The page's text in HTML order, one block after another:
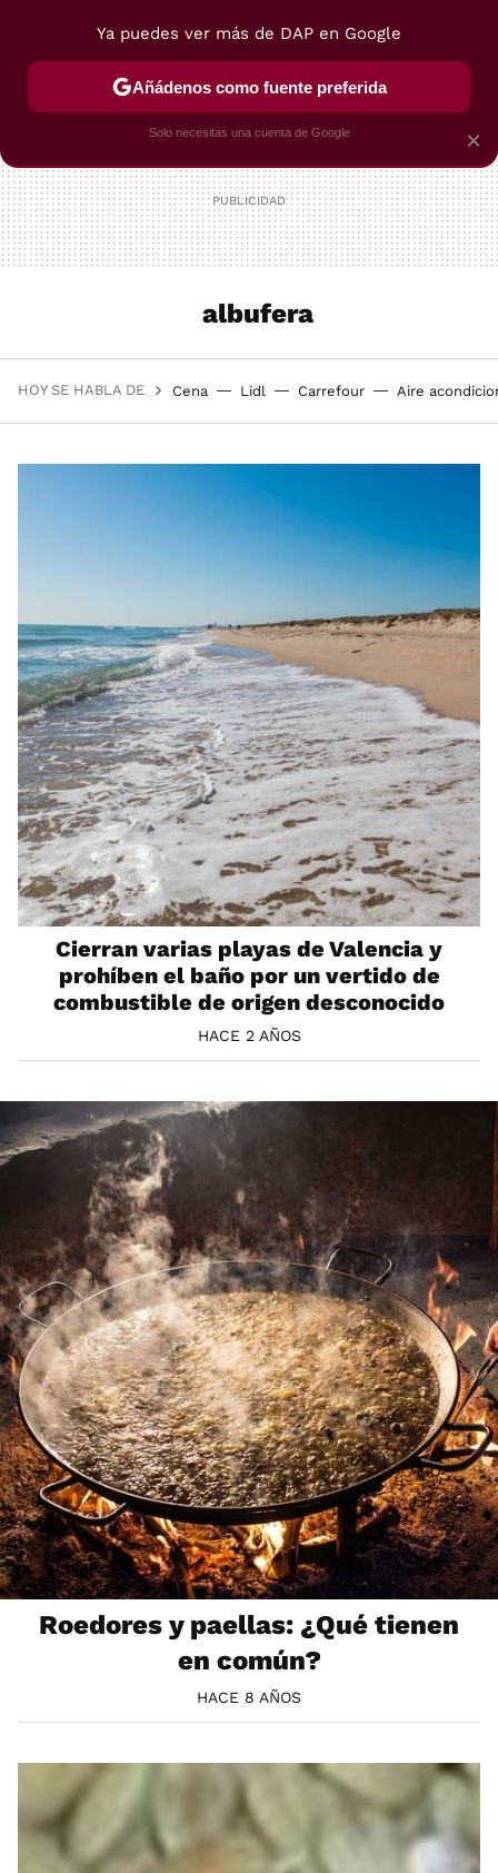
POSTRES VIAJES SELECCIÓN VEGUI
albufera
HOY SE HABLA DE Cena Lidl Carrefour Aire
Cierran varias playas de Valencia y
prohíben el baño por un vertido de
combustible de origen desconocido
HACE 2 AÑOS
Roedores y paellas: ¿Qué tienen
en común?
HACE 8 AÑOS
×
Ya puedes ver más de DAP en Google
Añádenos como fuente preferida
Solo necesitas una cuenta de Google